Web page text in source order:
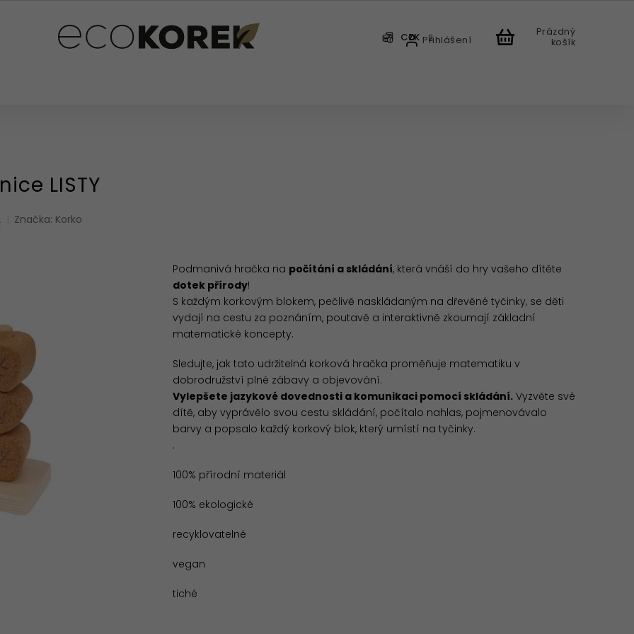
CZK Přihlášení
Prázdný
košík
LISTY
Značka: Korko
Podmanivá hračka na počítání a skládání, která vnáší do hry vašeho dítěte
dotek přírody!
S každým korkovým blokem, pečlivě naskládaným na dřevěné tyčinky, se děti
vydají na cestu za poznáním, poutavě a interaktivně zkoumají základní
matematické koncepty.
Sledujte, jak tato udržitelná korková hračka proměňuje matematiku v
dobrodružství plné zábavy a objevování.
Vylepšete jazykové dovednosti a komunikaci pomocí skládání. Vyzvěte své
dítě, aby vyprávělo svou cestu skládání, počítalo nahlas, pojmenovávalo
barvy a popsalo každý korkový blok, který umístí na tyčinky.
.
100% přírodní materiál
100% ekologické
recyklovatelné
vegan
tiché